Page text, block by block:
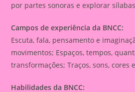
por partes sonoras e explorar
Campos de experiência da BNCC:
Escuta, fala, pensamento e
movimentos; Espaços, tempos,
transformações; Traços, sons, cores
Habilidades da BNCC: